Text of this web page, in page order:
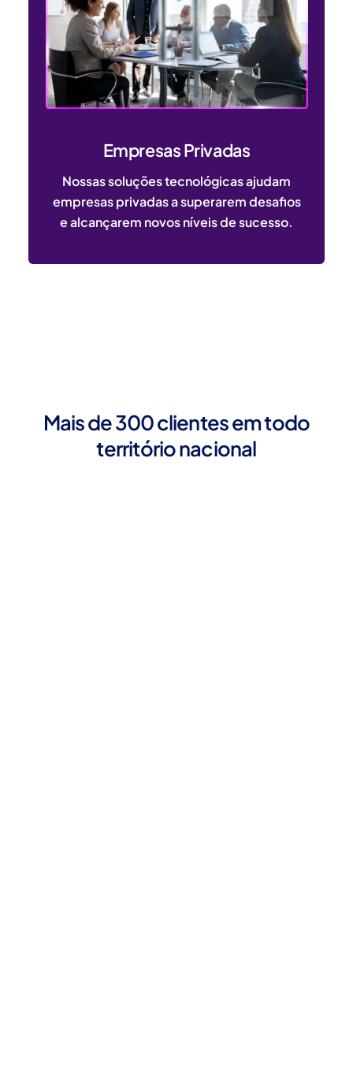
Empresas Privadas
Nossas soluções tecnológicas ajudam
empresas privadas a superarem desafios
e alcançarem novos níveis de sucesso.
Mais de 300 clientes em todo
território nacional